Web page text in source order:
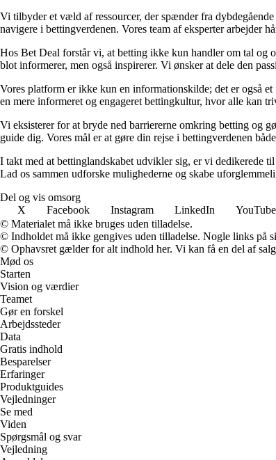
Vi tilbyder et væld af ressourcer, der spænder fra
navigere i bettingverdenen. Vores team af eksperter arbejder
Hos Bet Deal forstår vi, at betting ikke kun handler om tal og
blot informerer, men også inspirerer. Vi ønsker at dele den
Vores platform er ikke kun en informationskilde; det er også
en mere informeret og engageret bettingkultur, hvor alle kan
Vi eksisterer for at bryde ned barriererne omkring betting og
guide dig. Vores mål er at gøre din rejse i bettingverdenen
I takt med at bettinglandskabet udvikler sig, er vi dedikerede
Lad os sammen udforske mulighederne og skabe
Del og vis omsorg
X
Facebook Instagram LinkedIn YouTube
© Materialet må ikke bruges uden tilladelse.
© Indholdet må ikke gengives uden tilladelse. Nogle links på
© Ophavsret gælder for alt indhold her. Vi kan få en del af
Mød os
Starten
Vision og værdier
Teamet
Gør en forskel
Arbejdssteder
Data
Gratis indhold
Besparelser
Erfaringer
Produktguides
Vejledninger
Se med
Viden
Spørgsmål og svar
Vejledning